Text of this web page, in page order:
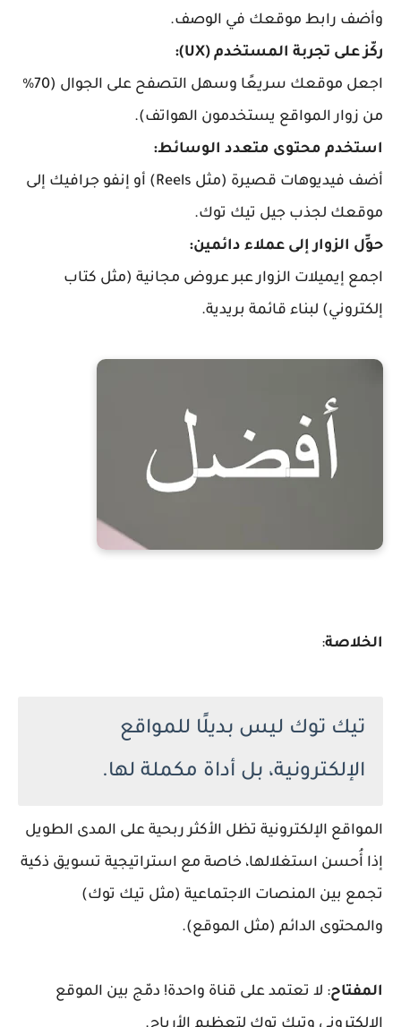
وأضف رابط موقعك في الوصف.
ركّز على تجربة المستخدم (UX):
اجعل موقعك سريعًا وسهل التصفح على الجوال (70%
من زوار المواقع يستخدمون الهواتف).
استخدم محتوى متعدد الوسائط:
أضف فيديوهات قصيرة (مثل Reels) أو إنفو جرافيك إلى
موقعك لجذب جيل تيك توك.
حوِّل الزوار إلى عملاء دائمين:
اجمع إيميلات الزوار عبر عروض مجانية (مثل كتاب
إلكتروني) لبناء قائمة بريدية.
الخلاصة:
تيك توك ليس بديلًا للمواقع
الإلكترونية، بل أداة مكملة لها.
المواقع الإلكترونية تظل الأكثر ربحية على المدى الطويل
إذا أُحسن استغلالها، خاصة مع استراتيجية تسويق ذكية
تجمع بين المنصات الاجتماعية (مثل تيك توك)
والمحتوى الدائم (مثل الموقع).
المفتاح: لا تعتمد على قناة واحدة! دمّج بين الموقع